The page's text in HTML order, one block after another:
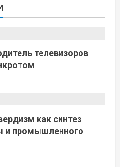
телевизоров
как синтез
и промышленного